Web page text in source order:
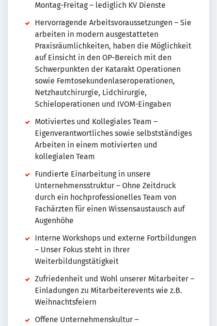
Montag-Freitag – lediglich KV Dienste
Hervorragende Arbeitsvoraussetzungen – Sie
arbeiten in modern ausgestatteten
Praxisräumlichkeiten, haben die Möglichkeit
auf Einsicht in den OP-Bereich mit den
Schwerpunkten der Katarakt Operationen
sowie Femtosekundenlaseroperationen,
Netzhautchirurgie, Lidchirurgie,
Schieloperationen und IVOM-Eingaben
Motiviertes und Kollegiales Team –
Eigenverantwortliches sowie selbstständiges
Arbeiten in einem motivierten und
kollegialen Team
Fundierte Einarbeitung in unsere
Unternehmensstruktur – Ohne Zeitdruck
durch ein hochprofessionelles Team von
Fachärzten für einen Wissensaustausch auf
Augenhöhe
Interne Workshops und externe Fortbildungen
– Unser Fokus steht in Ihrer
Weiterbildungstätigkeit
Zufriedenheit und Wohl unserer Mitarbeiter –
Einladungen zu Mitarbeiterevents wie z.B.
Weihnachtsfeiern
Offene Unternehmenskultur –